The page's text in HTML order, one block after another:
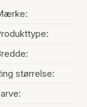
størrelse: